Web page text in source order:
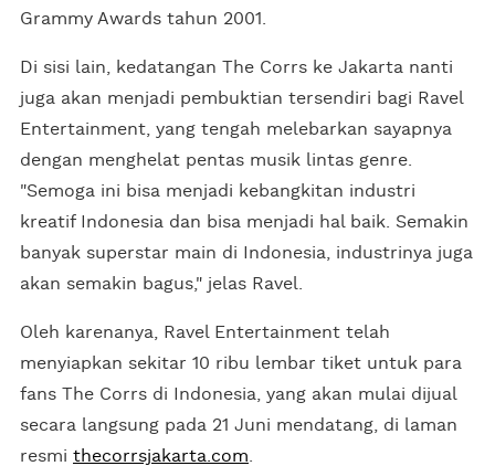
Grammy Awards tahun 2001.
Di sisi lain, kedatangan The Corrs ke Jakarta nanti
juga akan menjadi pembuktian tersendiri bagi Ravel
Entertainment, yang tengah melebarkan sayapnya
dengan menghelat pentas musik lintas genre.
"Semoga ini bisa menjadi kebangkitan industri
kreatif Indonesia dan bisa menjadi hal baik. Semakin
banyak superstar main di Indonesia, industrinya juga
akan semakin bagus," jelas Ravel.
Oleh karenanya, Ravel Entertainment telah
menyiapkan sekitar 10 ribu lembar tiket untuk para
fans The Corrs di Indonesia, yang akan mulai dijual
secara langsung pada 21 Juni mendatang, di laman
resmi thecorrsjakarta.com